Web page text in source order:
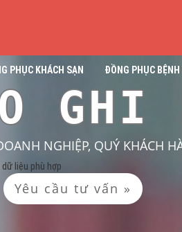
PHỤC KHÁCH SẠN ĐỒNG PHỤC BỆNH
GHI
NGHIỆP, QUÝ KHÁCH
dữ liệu phù hợp
Yêu cầu tư vấn »